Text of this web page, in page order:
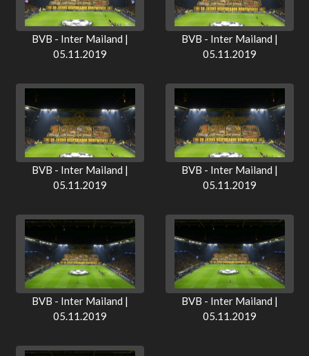
BVB - Inter Mailand |
05.11.2019
BVB - Inter Mailand |
05.11.2019
BVB - Inter Mailand |
05.11.2019
BVB - Inter Mailand |
05.11.2019
BVB - Inter Mailand |
05.11.2019
BVB - Inter Mailand |
05.11.2019